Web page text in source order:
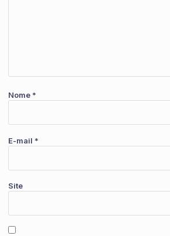
Nome *
E-mail *
Site